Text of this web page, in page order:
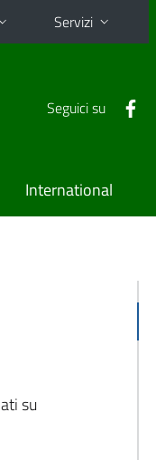
Servizi
Seguici su
International
su